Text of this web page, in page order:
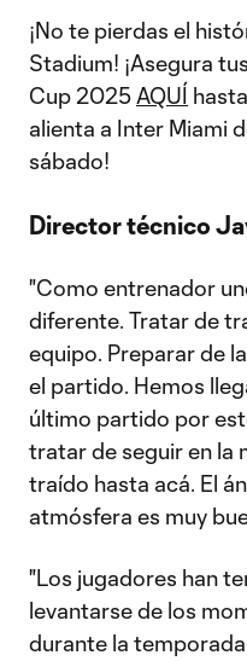
¡No te pierdas el
Stadium! ¡Asegura
Cup 2025 AQUÍ
alienta a Inter Miami
sábado!
Director técnico
"Como entrenador
diferente. Tratar de
equipo. Preparar de
el partido. Hemos
último partido por
tratar de seguir en la
traído hasta acá. El
atmósfera es muy
"Los jugadores han
levantarse de los
durante la